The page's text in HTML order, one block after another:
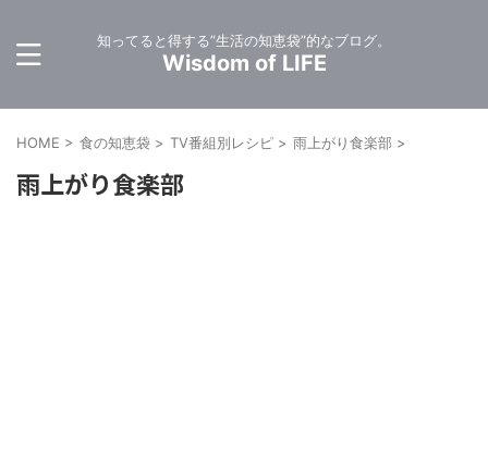
知ってると得する”生活の知恵袋”的なブログ。
Wisdom of LIFE
HOME > 食の知恵袋 > TV番組別レシピ > 雨上がり食楽部 >
雨上がり食楽部